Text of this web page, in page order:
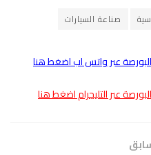
صناعة السيارات
البورصة عبر واتس اب اضغط هنا
عبر التليجرام اضغط هنا